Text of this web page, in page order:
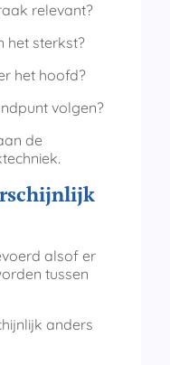
relevant?
het sterkst?
het hoofd?
volgen?
de
alsof er
tussen
anders